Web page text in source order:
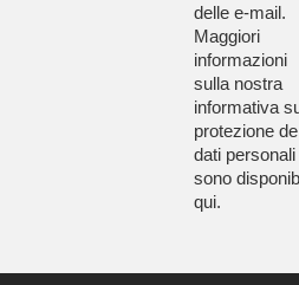
delle e-mail.
Maggiori
informazioni
sulla nostra
informativa
protezione
dati personali
sono
qui.